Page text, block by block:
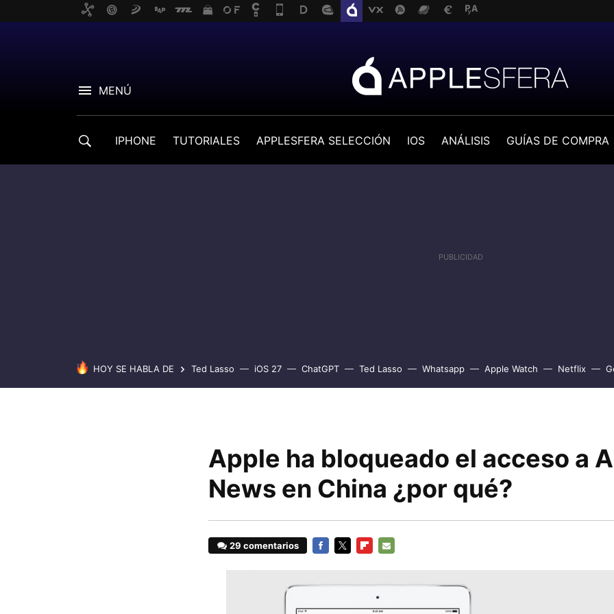
MENÚ
IPHONE TUTORIALES APPLESFERA SELECCIÓN IOS ANÁLISIS GUÍAS DE COMPRA
HOY SE HABLA DE Ted Lasso iOS 27 ChatGPT Ted Lasso Whatsapp Apple Watch Netflix
Apple ha bloqueado el acceso a
News en China ¿por qué?
29 comentarios